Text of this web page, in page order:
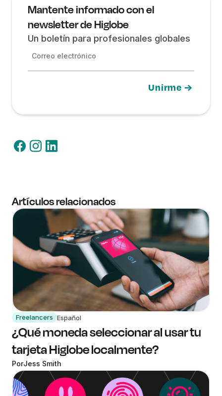
Mantente informado con el
newsletter de Higlobe
Un boletín para profesionales globales
Correo electrónico
Artículos relacionados
Freelancers Español
¿Qué moneda seleccionar al usar tu
tarjeta Higlobe localmente?
PorJess Smith